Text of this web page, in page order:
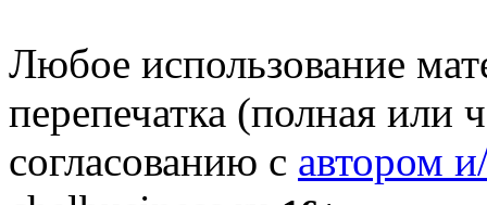
Любое использование
перепечатка (полная или
согласованию с автором